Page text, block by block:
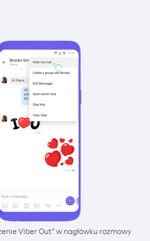
Viber Out” w nagłówku rozmowy